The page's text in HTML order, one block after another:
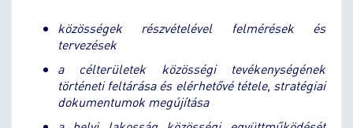
közösségek részvételével felmérések és
tervezések
a célterületek közösségi tevékenységének
történeti feltárása és elérhetővé tétele, stratégiai
dokumentumok megújítása